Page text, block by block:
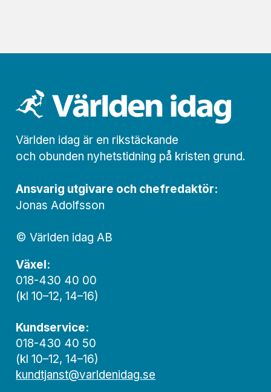
Världen idag är en rikstäckande
och obunden nyhets­­­tidning på kristen grund.
Ansvarig utgivare och chef­redaktör:
Jonas Adolfsson
© Världen idag AB
Växel:
018-430 40 00
(kl 10–12, 14–16)
Kundservice:
018-430 40 50
(kl 10–12, 14–16)
kundtjanst@varldenidag.se